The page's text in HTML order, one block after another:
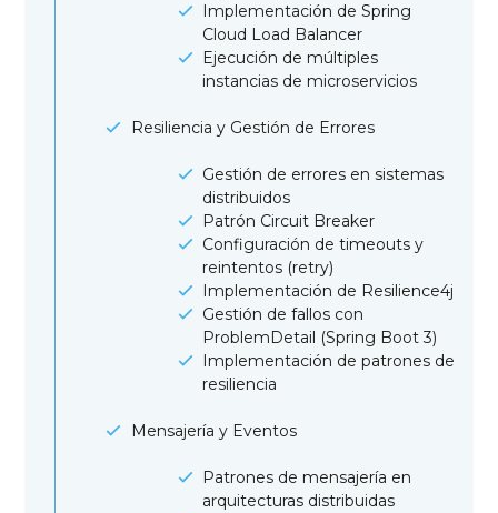
Implementación de Spring
Cloud Load Balancer
Ejecución de múltiples
instancias de microservicios
Resiliencia y Gestión de Errores
Gestión de errores en sistemas
distribuidos
Patrón Circuit Breaker
Configuración de timeouts y
reintentos (retry)
Implementación de Resilience4j
Gestión de fallos con
ProblemDetail (Spring Boot 3)
Implementación de patrones de
resiliencia
Mensajería y Eventos
Patrones de mensajería en
arquitecturas distribuidas